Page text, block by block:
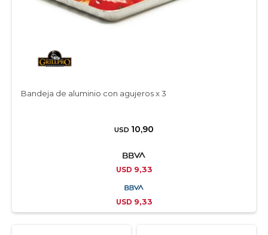
Bandeja de aluminio con agujeros x 3
USD 10,90
USD 9,33
USD 9,33